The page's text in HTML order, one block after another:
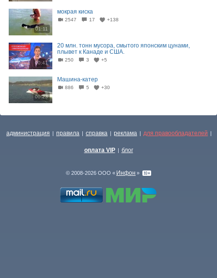
01:11
мокрая киска
2547 17 +138
00:41
20 млн. тонн мусора, смытого японским цунами,
плывет к Канаде и США.
250 3 +5
00:23
Машина-катер
886 5 +30
администрация | правила | справка | реклама | для правообладателей |
оплата VIP | блог
© 2008-2026 ООО « Инфон »